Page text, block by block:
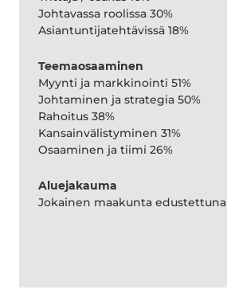
Johtavassa roolissa 30%
Asiantuntijatehtävissä 18%
Teemaosaaminen
Myynti ja markkinointi 51%
Johtaminen ja strategia 50%
Rahoitus 38%
Kansainvälistyminen 31%
Osaaminen ja tiimi 26%
Aluejakauma
Jokainen maakunta edustettuna